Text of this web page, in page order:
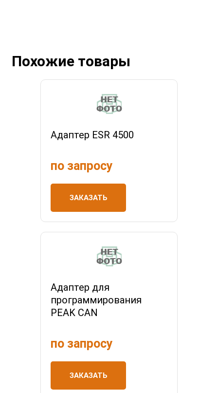
Похожие товары
Адаптер ESR 4500
по запросу
ЗАКАЗАТЬ
Адаптер для
программирования
PEAK CAN
по запросу
ЗАКАЗАТЬ